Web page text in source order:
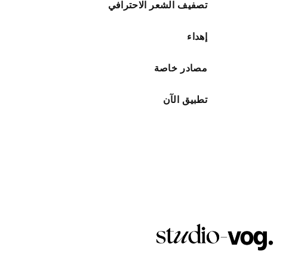
تصفيف الشعر الاحترافي
إهداء
مصادر خاصة
تطبيق الآن